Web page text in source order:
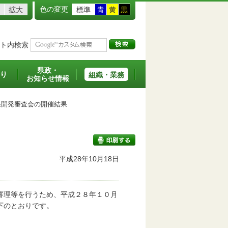
拡大 色の変更 標準 青 黄 黒
内検索
県政・
お知らせ情報
組織・業務
発審査会の開催結果
印刷する
平成28年10月18日
等を行うため、平成２８年１０月
とおりです。